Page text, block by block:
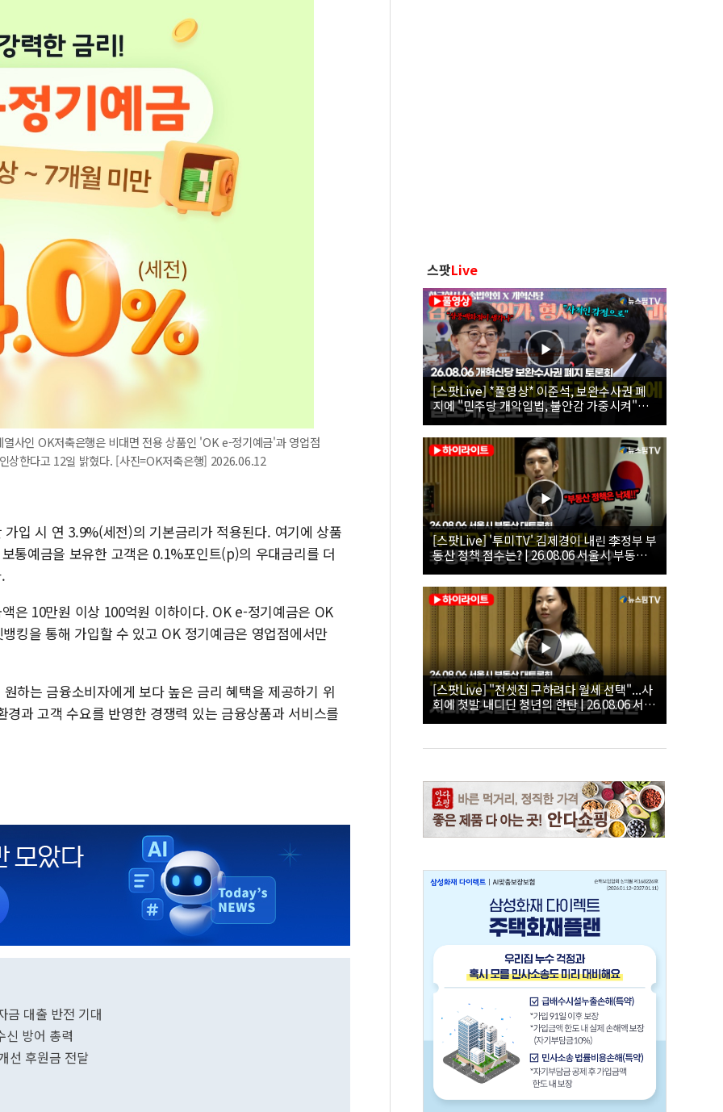
사인 OK저축은행은 비대면 전용 상품인 'OK e-정기예금'과 영업점
상한다고 12일 밝혔다. [사진=OK저축은행] 2026.06.12
입 시 연 3.9%(세전)의 기본금리가 적용된다. 여기에 상품
통예금을 보유한 고객은 0.1%포인트(p)의 우대금리를 더
은 10만원 이상 100억원 이하이다. OK e-정기예금은 OK
킹을 통해 가입할 수 있고 OK 정기예금은 영업점에서만
하는 금융소비자에게 보다 높은 금리 혜택을 제공하기 위
과 고객 수요를 반영한 경쟁력 있는 금융상품과 서비스를
대출 반전 기대
방어 총력
선 후원금 전달
스팟Live
[스팟Live] *풀영상* 이준석, 보완수사권 폐
지에 "민주당 개악입법, 불안감 가중시켜"｜
26.08.06 개혁신당 보완수사권 폐지 토론회
[스팟Live] '투미TV' 김제경이 내린 李정부 부
동산 정책 점수는? | 26.08.06 서울시 부동산
대토론회
[스팟Live] "전셋집 구하려다 월세 선택"...사
회에 첫발 내디딘 청년의 한탄 | 26.08.06 서울
시 부동산 대토론회